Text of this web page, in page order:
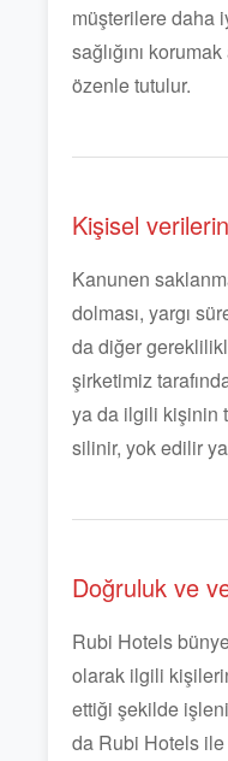
müşterilere daha
sağlığını
özenle tutulur.
Kişisel
Kanunen
dolması, yargı
da diğer
şirketimiz
ya da ilgili kişinin
silinir, yok edilir
Doğruluk ve
Rubi Hotels
olarak ilgili
ettiği şekilde
da Rubi Hotels